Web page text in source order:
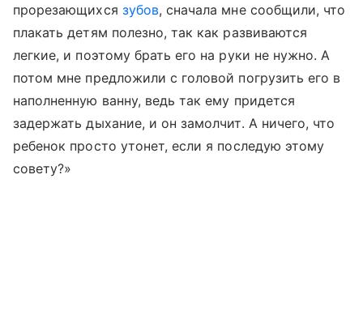
прорезающихся зубов, сначала мне сообщили, что
плакать детям полезно, так как развиваются
легкие, и поэтому брать его на руки не нужно. А
потом мне предложили с головой погрузить его в
наполненную ванну, ведь так ему придется
задержать дыхание, и он замолчит. А ничего, что
ребенок просто утонет, если я последую этому
совету?»